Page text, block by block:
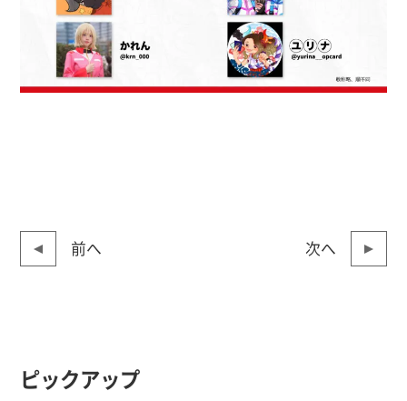
前へ 次へ
ピックアップ